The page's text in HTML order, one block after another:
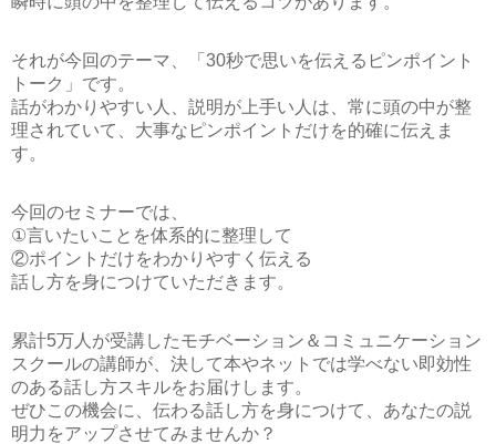
それが今回のテーマ、
「30秒で思いを伝えるピンポイント
トーク」 です。
話がわかりやすい人、説明が上手い人は、常に頭の中が整
理されていて、大事なピンポイントだけを的確に伝えま
す。
今回のセミナーでは、
①言いたいことを体系的に整理して
②ポイントだけをわかりやすく伝える
話し方を身につけていただきます。
累計5万人が受講したモチベーション＆コミュニケーション
スクールの講師が、決して本やネットでは学べない即効性
のある話し方スキルをお届けします。
ぜひこの機会に、伝わる話し方を身につけて、あなたの説
明力をアップさせてみませんか？